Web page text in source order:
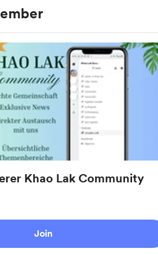
Khao Lak Community
Join